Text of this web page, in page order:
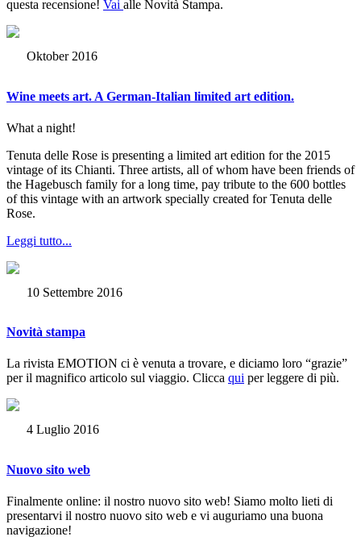
questa recensione! Vai alle Novità Stampa.
Oktober 2016
Wine meets art. A German-Italian limited art edition.
What a night!
Tenuta delle Rose is presenting a limited art edition for the 2015
vintage of its Chianti. Three artists, all of whom have been friends of
the Hagebusch family for a long time, pay tribute to the 600 bottles
of this vintage with an artwork specially created for Tenuta delle
Rose.
Leggi tutto...
10 Settembre 2016
Novità stampa
La rivista EMOTION ci è venuta a trovare, e diciamo loro “grazie”
per il magnifico articolo sul viaggio. Clicca qui per leggere di più.
4 Luglio 2016
Nuovo sito web
Finalmente online: il nostro nuovo sito web! Siamo molto lieti di
presentarvi il nostro nuovo sito web e vi auguriamo una buona
navigazione!